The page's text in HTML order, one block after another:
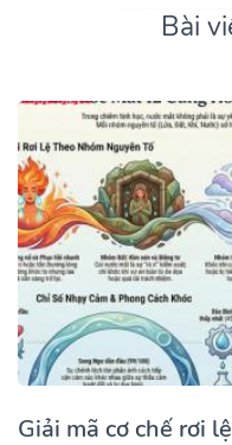
Bài
Giải mã cơ chế rơi